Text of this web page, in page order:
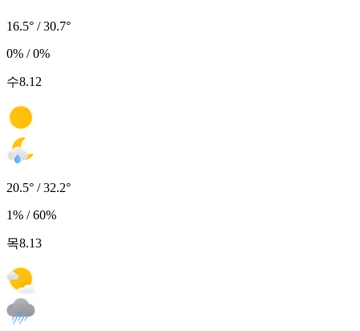
16.5° / 30.7°
0% / 0%
수8.12
20.5° / 32.2°
1% / 60%
목8.13